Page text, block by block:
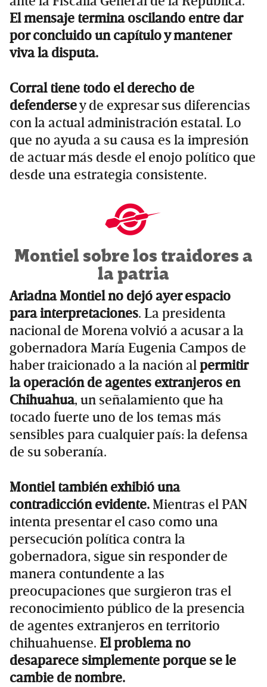
El mensaje termina oscilando entre dar
por concluido un capítulo y mantener
viva la disputa.
Corral tiene todo el derecho de
defendersey de expresar sus diferencias
con la actual administración estatal. Lo
que no ayuda a su causa es la impresión
de actuar más desde el enojo político que
desde una estrategia consistente.
Montiel sobre los traidores a
la patria
Ariadna Montiel no dejó ayer espacio
para interpretaciones. La presidenta
nacional de Morena volvió a acusar a la
gobernadora María Eugenia Campos de
haber traicionado a la nación alpermitir
la operación de agentes extranjeros en
Chihuahua, un señalamiento que ha
tocado fuerte uno de los temas más
sensibles para cualquier país: la defensa
de su soberanía.
Montiel también exhibió una
contradicción evidente. Mientras el PAN
intenta presentar el caso como una
persecución política contra la
gobernadora, sigue sin responder de
manera contundente a las
preocupaciones que surgieron tras el
reconocimiento público de la presencia
de agentes extranjeros en territorio
chihuahuense. El problema no
desaparece simplemente porque se le
cambie de nombre.